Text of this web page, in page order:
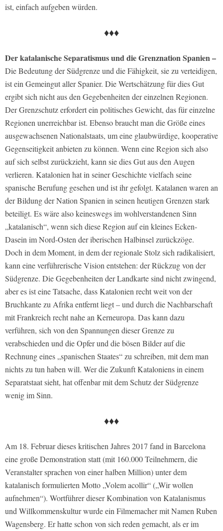
ist, einfach aufgeben würden.
♦♦♦
Der katalanische Separatismus und die Grenznation Spanien –
Die Bedeutung der Südgrenze und die Fähigkeit, sie zu verteidigen,
ist ein Gemeingut aller Spanier. Die Wertschätzung für dies Gut
ergibt sich nicht aus den Gegebenheiten der einzelnen Regionen.
Der Grenzschutz erfordert ein politisches Gewicht, das für einzelne
Regionen unerreichbar ist. Ebenso braucht man die Größe eines
ausgewachsenen Nationalstaats, um eine glaubwürdige, kooperative
Gegenseitigkeit anbieten zu können. Wenn eine Region sich also
auf sich selbst zurückzieht, kann sie dies Gut aus den Augen
verlieren. Katalonien hat in seiner Geschichte vielfach seine
spanische Berufung gesehen und ist ihr gefolgt. Katalanen waren an
der Bildung der Nation Spanien in seinen heutigen Grenzen stark
beteiligt. Es wäre also keineswegs im wohlverstandenen Sinn
„katalanisch“, wenn sich diese Region auf ein kleines Ecken-
Dasein im Nord-Osten der iberischen Halbinsel zurückzöge.
Doch in dem Moment, in dem der regionale Stolz sich radikalisiert,
kann eine verführerische Vision entstehen: der Rückzug von der
Südgrenze. Die Gegebenheiten der Landkarte sind nicht zwingend,
aber es ist eine Tatsache, dass Katalonien recht weit von der
Bruchkante zu Afrika entfernt liegt – und durch die Nachbarschaft
mit Frankreich recht nahe an Kerneuropa. Das kann dazu
verführen, sich von den Spannungen dieser Grenze zu
verabschieden und die Opfer und die bösen Bilder auf die
Rechnung eines „spanischen Staates“ zu schreiben, mit dem man
nichts zu tun haben will. Wer die Zukunft Kataloniens in einem
Separatstaat sieht, hat offenbar mit dem Schutz der Südgrenze
wenig im Sinn.
♦♦♦
Am 18. Februar dieses kritischen Jahres 2017 fand in Barcelona
eine große Demonstration statt (mit 160.000 Teilnehmern, die
Veranstalter sprachen von einer halben Million) unter dem
katalanisch formulierten Motto „Volem acollir“ („Wir wollen
aufnehmen“). Wortführer dieser Kombination von Katalanismus
und Willkommenskultur wurde ein Filmemacher mit Namen Ruben
Wagensberg. Er hatte schon von sich reden gemacht, als er im